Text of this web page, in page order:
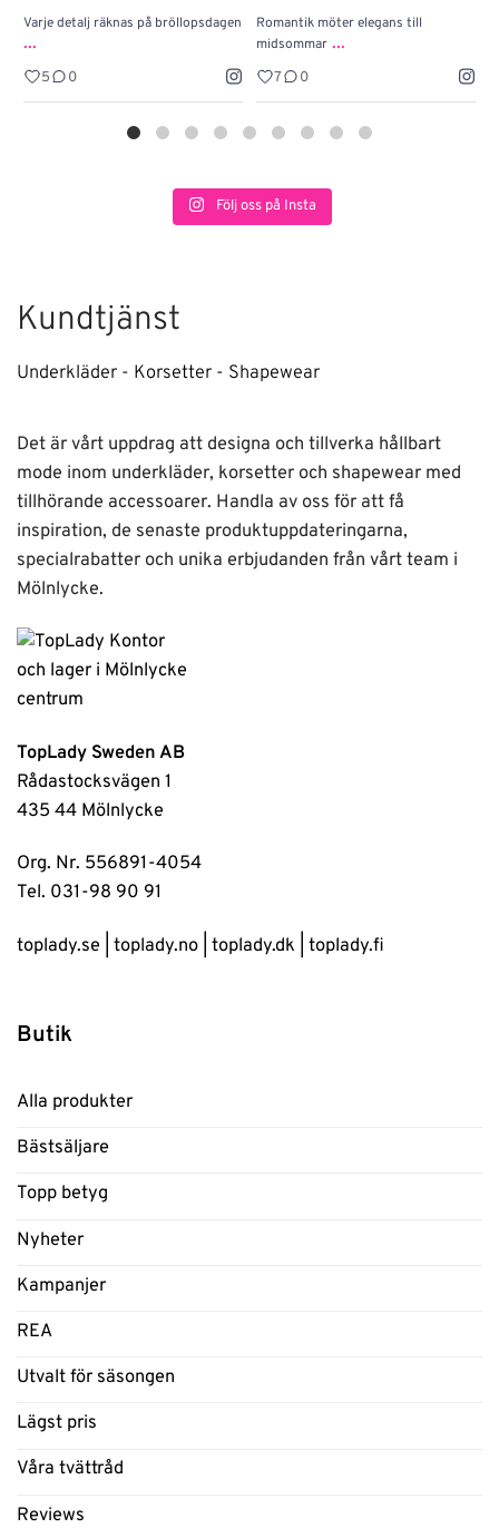
Varje detalj räknas på bröllopsdagen
...
5 0
Romantik möter elegans till
midsommar ...
7 0
Följ oss på Insta
Kundtjänst
Underkläder - Korsetter - Shapewear
Det är vårt uppdrag att designa och tillverka hållbart
mode inom underkläder, korsetter och shapewear med
tillhörande accessoarer. Handla av oss för att få
inspiration, de senaste produktuppdateringarna,
specialrabatter och unika erbjudanden från vårt team i
Mölnlycke.
TopLady Sweden AB
Rådastocksvägen 1
435 44 Mölnlycke
Org. Nr. 556891-4054
Tel. 031-98 90 91
toplady.se toplady.no toplady.dk toplady.fi
Butik
Alla produkter
Bästsäljare
Topp betyg
Nyheter
Kampanjer
REA
Utvalt för säsongen
Lägst pris
Våra tvättråd
Reviews